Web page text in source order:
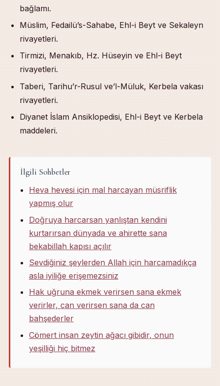
bağlamı.
Müslim, Fedailü’s-Sahabe, Ehl-i Beyt ve Sekaleyn
rivayetleri.
Tirmizi, Menakıb, Hz. Hüseyin ve Ehl-i Beyt
rivayetleri.
Taberi, Tarihu’r-Rusul ve’l-Müluk, Kerbela vakası
rivayetleri.
Diyanet İslam Ansiklopedisi, Ehl-i Beyt ve Kerbela
maddeleri.
İlgili Sohbetler
Heva hevesi için mal harcayan müsriflik
yapmış olur
Doğruya harcarsan yanlıştan kendini
kurtarırsan dünyada ve ahirette sana
bekabillah kapısı açılır
Sevdiğiniz şeylerden Allah için harcamadıkça
asla iyiliğe erişemezsiniz
Hak uğruna ekmek verirsen sana ekmek
verirler, can verirsen sana da can
bahşederler
Cömert insan zeytin ağacı gibidir, onun
yeşilliği hiç bitmez